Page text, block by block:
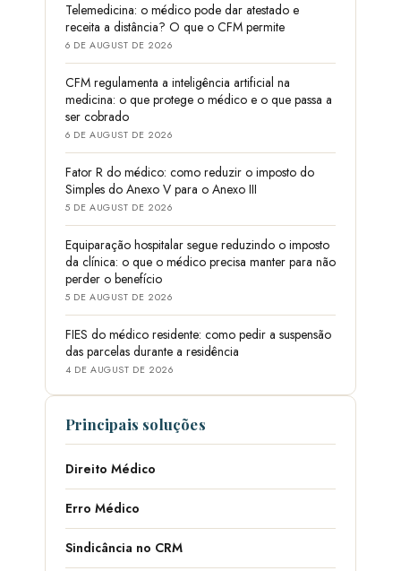
Telemedicina: o médico pode dar atestado e
receita a distância? O que o CFM permite
6 DE AUGUST DE 2026
CFM regulamenta a inteligência artificial na
medicina: o que protege o médico e o que passa a
ser cobrado
6 DE AUGUST DE 2026
Fator R do médico: como reduzir o imposto do
Simples do Anexo V para o Anexo III
5 DE AUGUST DE 2026
Equiparação hospitalar segue reduzindo o imposto
da clínica: o que o médico precisa manter para não
perder o benefício
5 DE AUGUST DE 2026
FIES do médico residente: como pedir a suspensão
das parcelas durante a residência
4 DE AUGUST DE 2026
Principais soluções
Direito Médico
Erro Médico
Sindicância no CRM